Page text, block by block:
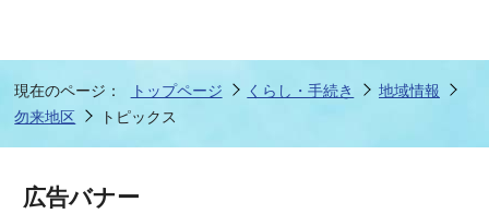
現在のページ： トップページ くらし・手続き
地域情報
勿来地区
トピックス
広告バナー